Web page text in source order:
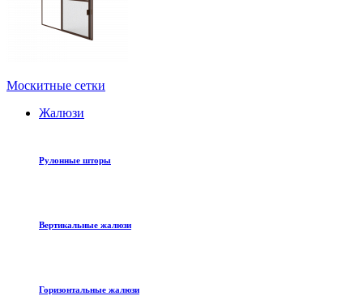
Москитные сетки
Жалюзи
Рулонные шторы
Вертикальные жалюзи
Горизонтальные жалюзи